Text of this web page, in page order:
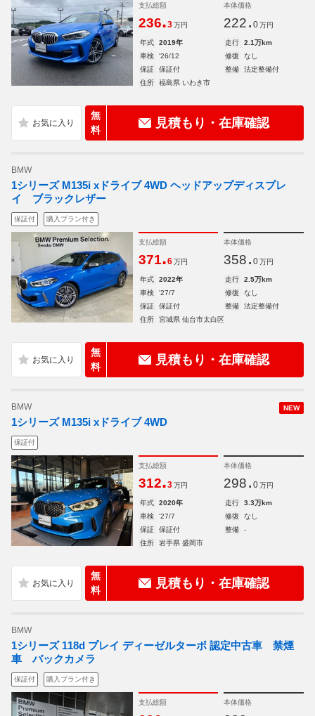
支払総額
236.3 万円
本体価格
222. 0 万円
年式 2019年 走行
2.1万km
車検
'26/12 修復
なし
保証
保証付 整備
法定整備付
住所
福島県 いわき市
無
料
見積もり・在庫確認
BMW
1シリーズ M135i xドライブ 4WD ヘッドアップディスプレ
イ ブラックレザー
保証付 購入プラン付き
支払総額
371.6 万円
本体価格
358. 0 万円
年式 2022年 走行
2.5万km
車検
'27/7 修復
なし
保証
保証付 整備
法定整備付
住所
宮城県 仙台市太白区
無
料
見積もり・在庫確認
NEW
BMW
1シリーズ M135i xドライブ 4WD
保証付
支払総額
312.3 万円
本体価格
298. 0 万円
年式 2020年 走行
3.3万km
車検
'27/7 修復
なし
保証
保証付 整備
-
住所
岩手県 盛岡市
無
料
見積もり・在庫確認
BMW
1シリーズ 118d プレイ ディーゼルターボ 認定中古車 禁煙
車 バックカメラ
保証付 購入プラン付き
支払総額 本体価格